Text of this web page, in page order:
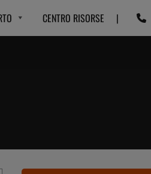
CENTRO RISORSE |